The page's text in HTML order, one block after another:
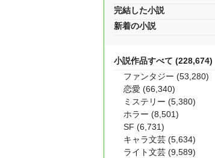
完結した小説
新着の小説
小説作品すべて (228,674)
ファンタジー (53,280)
恋愛 (66,340)
ミステリー (5,380)
ホラー (8,501)
SF (6,731)
キャラ文芸 (5,634)
ライト文芸 (9,589)